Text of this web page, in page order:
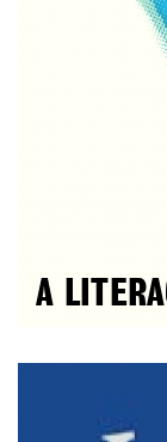
A